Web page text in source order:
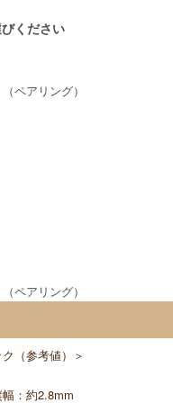
ください
（ペアリング）
（ペアリング）
（参考値）＞
：約2.8mm